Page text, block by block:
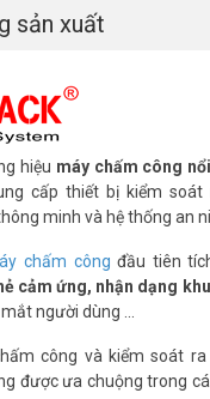
sản xuất
hiệu máy chấm công
cấp thiết bị kiểm
minh và hệ thống an
chấm công đầu tiên
cảm ứng, nhận dạng
người dùng ...
công và kiểm soát
được ưa chuộng trong